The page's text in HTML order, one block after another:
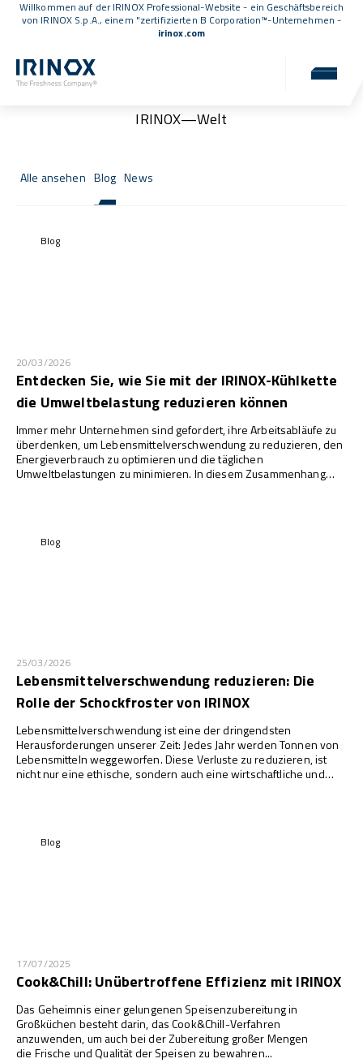
Willkommen auf der IRINOX Professional-Website - ein Geschäftsbereich
von IRINOX S.p.A., einem "zertifizierten B Corporation™-Unternehmen -
irinox.com
IRINOX—Welt
Alle ansehen Blog News
Blog
20/03/2026
Entdecken Sie, wie Sie mit der IRINOX-Kühlkette
die Umweltbelastung reduzieren können
Immer mehr Unternehmen sind gefordert, ihre Arbeitsabläufe zu
überdenken, um Lebensmittelverschwendung zu reduzieren, den
Energieverbrauch zu optimieren und die täglichen
Umweltbelastungen zu minimieren. In diesem Zusammenhang
Blog
25/03/2026
Lebensmittelverschwendung reduzieren: Die
Rolle der Schockfroster von IRINOX
Lebensmittelverschwendung ist eine der dringendsten
Herausforderungen unserer Zeit: Jedes Jahr werden Tonnen von
Lebensmitteln weggeworfen. Diese Verluste zu reduzieren, ist
nicht nur eine ethische, sondern auch eine wirtschaftliche und
Blog
17/07/2025
Cook&Chill: Unübertroffene Effizienz mit IRINOX
Das Geheimnis einer gelungenen Speisenzubereitung in
Großküchen besteht darin, das Cook&Chill-Verfahren
anzuwenden, um auch bei der Zubereitung großer Mengen
die Frische und Qualität der Speisen zu bewahren...